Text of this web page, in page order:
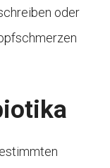
oder